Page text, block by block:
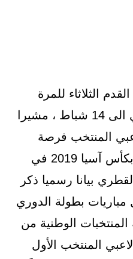
الثلاثاء للمرة
الثانية تأجيل عودة الدوري الى 14 شباط ، مشيرا
المنتخب فرصة
كاملة للراحة بعد فوزهم بكأس آسيا 2019 في
بيانا رسميا ذكر
بطولة الدوري
المنتخبات الوطنية من
المنتخب الأول